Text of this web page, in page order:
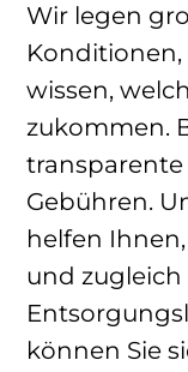
Wir legen
Konditionen,
wissen,
zukommen.
transparente
Gebühren.
helfen
und zugleich
können Sie